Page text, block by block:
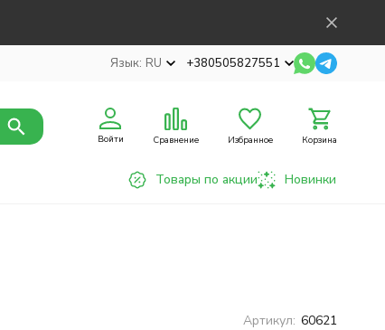
Язык: RU +380505827551
Войти Сравнение Избранное Корзина
Товары по акции Новинки
Артикул: 60621